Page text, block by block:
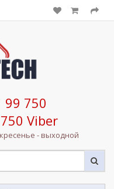
99 750
Viber
- выходной